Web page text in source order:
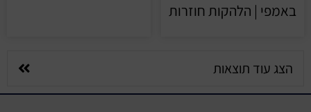
באמפי | הלהקות חוזרות
הצג עוד תוצאות